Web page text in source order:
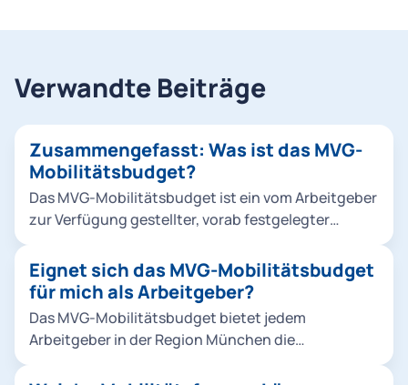
Verwandte Beiträge
Zusammengefasst: Was ist das MVG-
Mobilitätsbudget?
Das MVG-Mobilitätsbudget ist ein vom Arbeitgeber
zur Verfügung gestellter, vorab festgelegter
Nutzung unterschiedlicher Mobilitätsangebote
innerhalb der MVGO App verwenden können. Dabei
ist das Budget sowohl für private und dienstliche
Fahrten als auch den Weg zur Arbeit nutzbar. Das
MVG-Mobilitätsbudget kann dabei individuell an
Eignet sich das MVG-Mobilitätsbudget
für mich als Arbeitgeber?
Das MVG-Mobilitätsbudget bietet jedem
Arbeitgeber in der Region München die